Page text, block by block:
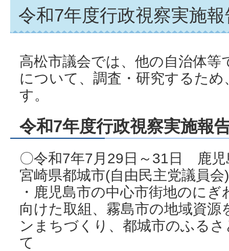
令和7年度行政視察実施報
高松市議会では、他の自治体
について、調査・研究するた
す。
令和7年度行政視察実施報
〇令和7年7月29日～31日 鹿児
宮崎県都城市(自由民主党議員会)
・鹿児島市の中心市街地のに
向けた取組、霧島市の地域資
ンまちづくり、都城市のふる
て